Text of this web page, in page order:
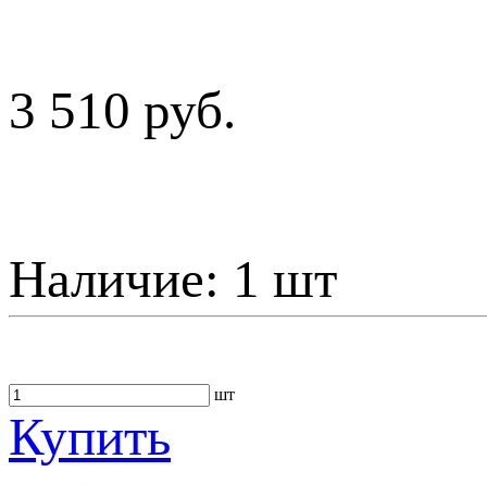
3 510 руб.
Наличие: 1 шт
шт
Купить